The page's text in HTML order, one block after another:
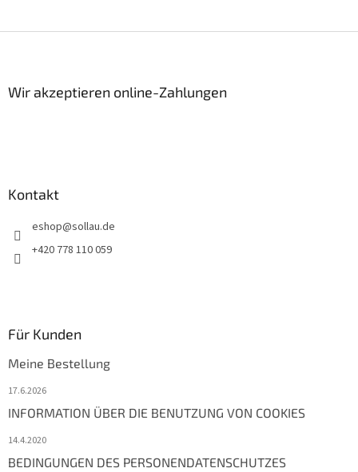
Wir akzeptieren online-Zahlungen
Kontakt
eshop@sollau.de
+420 778 110 059
Für Kunden
Meine Bestellung
17.6.2026
INFORMATION ÜBER DIE BENUTZUNG VON COOKIES
14.4.2020
BEDINGUNGEN DES PERSONENDATENSCHUTZES